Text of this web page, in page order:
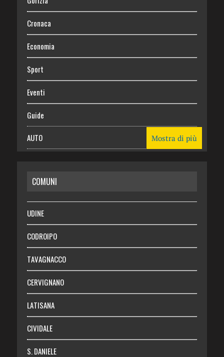
Cronaca
Economia
Sport
Eventi
Guide
AUTO
RISPARMIO
SALUTE
Necrologie
Chi siamo
Abbonati
Login
Mostra di più
COMUNI
UDINE
CODROIPO
TAVAGNACCO
CERVIGNANO
LATISANA
CIVIDALE
S. DANIELE